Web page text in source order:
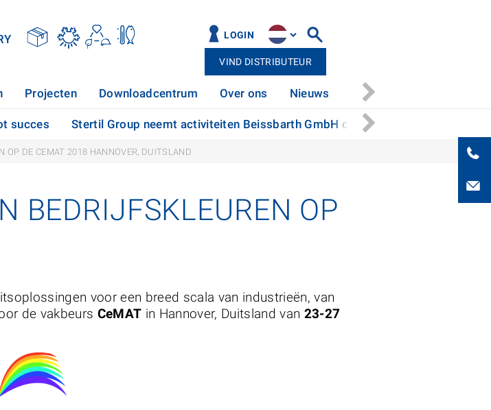
LOGIN
VIND DISTRIBUTEUR
Projecten Downloadcentrum Over ons Nieuws Service
succes Stertil Group neemt activiteiten Beissbarth GmbH over
OP DE CEMAT 2018 HANNOVER, DUITSLAND
BEDRIJFSKLEUREN OP
voor een breed scala van industrieën, van
de vakbeurs CeMAT in Hannover, Duitsland van 23-27